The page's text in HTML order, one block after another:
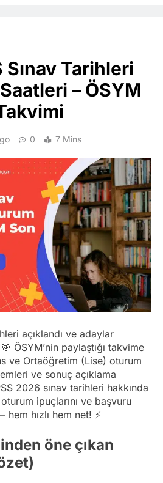
Tarihleri
– ÖSYM
0 7 Mins
açıklandı ve adaylar
ÖSYM’nin paylaştığı takvime
ve Ortaöğretim (Lise) oturum
ve sonuç açıklama
2026 sınav tarihleri hakkında
ipuçlarını ve başvuru
hızlı hem net! ⚡
öne çıkan